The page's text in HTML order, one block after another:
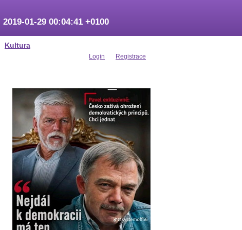
Kultura
2019-01-29 00:04:41 +0100
Login Registrace